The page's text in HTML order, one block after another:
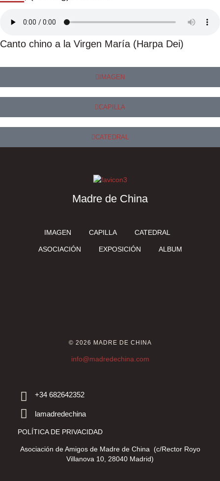
Canto chino a la Virgen María (Harpa Dei)
IMAGEN
CAPILLA
CATEDRAL
Madre de China
IMAGEN CAPILLA CATEDRAL
ASOCIACIÓN EXPOSICIÓN ALBUM
© 2026 MADRE DE CHINA
info@madredechina.com
+34 682642352
lamadredechina
POLÍTICA DE PRIVACIDAD
Asociación de Amigos de Madre de China (c/Rector Royo
Villanova 10, 28040 Madrid)